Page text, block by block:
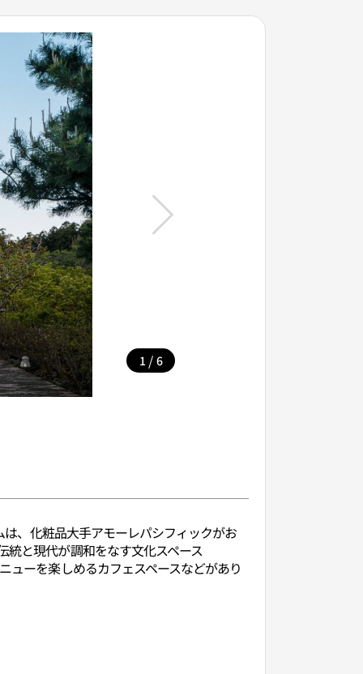
1 / 6
、化粧品大手アモーレパシフィックがお
統と現代が調和をなす文化スペース
ューを楽しめるカフェスペースなどがあり